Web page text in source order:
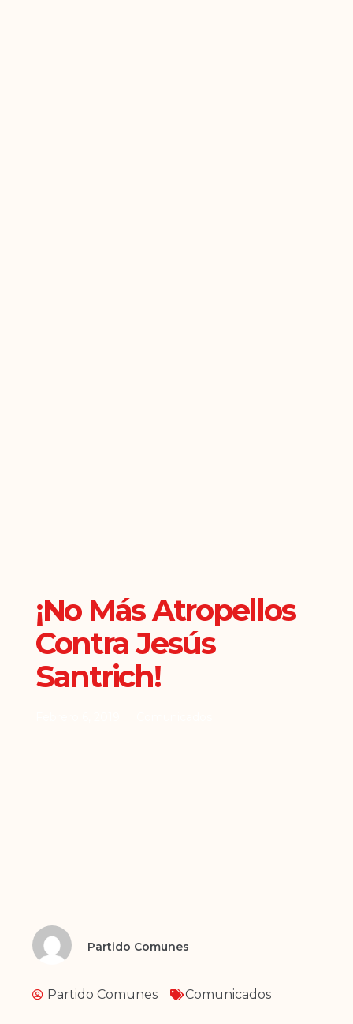
¡No Más Atropellos
Contra Jesús
Santrich!
Partido Comunes
Partido Comunes Comunicados